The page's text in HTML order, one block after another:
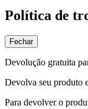
Política de
Fechar
Devolução gratuita
Devolva seu produto
Para devolver o